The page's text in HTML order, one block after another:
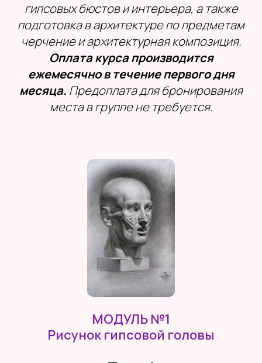
гипсовых бюстов и интерьера, а также
подготовка в архитектуре по предметам
черчение и архитектурная композиция.
Оплата курса производится
ежемесячно в течение первого дня
месяца. Предоплата для бронирования
места в группе не требуется.
МОДУЛЬ №1
Рисунок гипсовой головы